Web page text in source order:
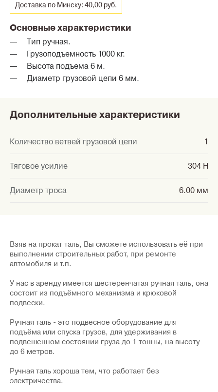
Доставка по Минску: 40,00 руб.
Основные характеристики
Тип ручная.
Грузоподъемность 1000 кг.
Высота подъема 6 м.
Диаметр грузовой цепи 6 мм.
Дополнительные характеристики
Количество ветвей грузовой цепи 1
Тяговое усилие 304 Н
Диаметр троса 6.00 мм
Взяв на прокат таль, Вы сможете использовать её при
выполнении строительных работ, при ремонте
автомобиля и т.п.
У нас в аренду имеется шестеренчатая ручная таль, она
состоит из подъёмного механизма и крюковой
подвески.
Ручная таль - это подвесное оборудование для
подъёма или спуска грузов, для удерживания в
подвешенном состоянии груза до 1 тонны, на высоту
до 6 метров.
Ручная таль хороша тем, что работает без
электричества.